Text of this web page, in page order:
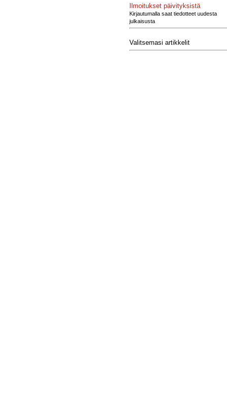
Ilmoitukset päivityksistä
Kirjautumalla saat tiedotteet uudesta
julkaisusta
Valitsemasi artikkelit